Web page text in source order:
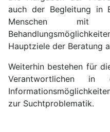
auch der Begleitung in
Menschen mit
Hauptziele der Beratung
Weiterhin bestehen für
Verantwortlichen in
zur Suchtproblematik.